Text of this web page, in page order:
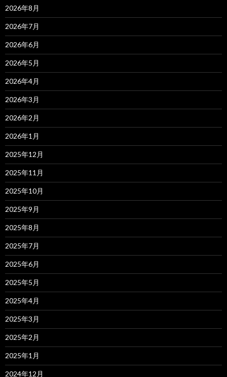
2026年8月
2026年7月
2026年6月
2026年5月
2026年4月
2026年3月
2026年2月
2026年1月
2025年12月
2025年11月
2025年10月
2025年9月
2025年8月
2025年7月
2025年6月
2025年5月
2025年4月
2025年3月
2025年2月
2025年1月
2024年12月